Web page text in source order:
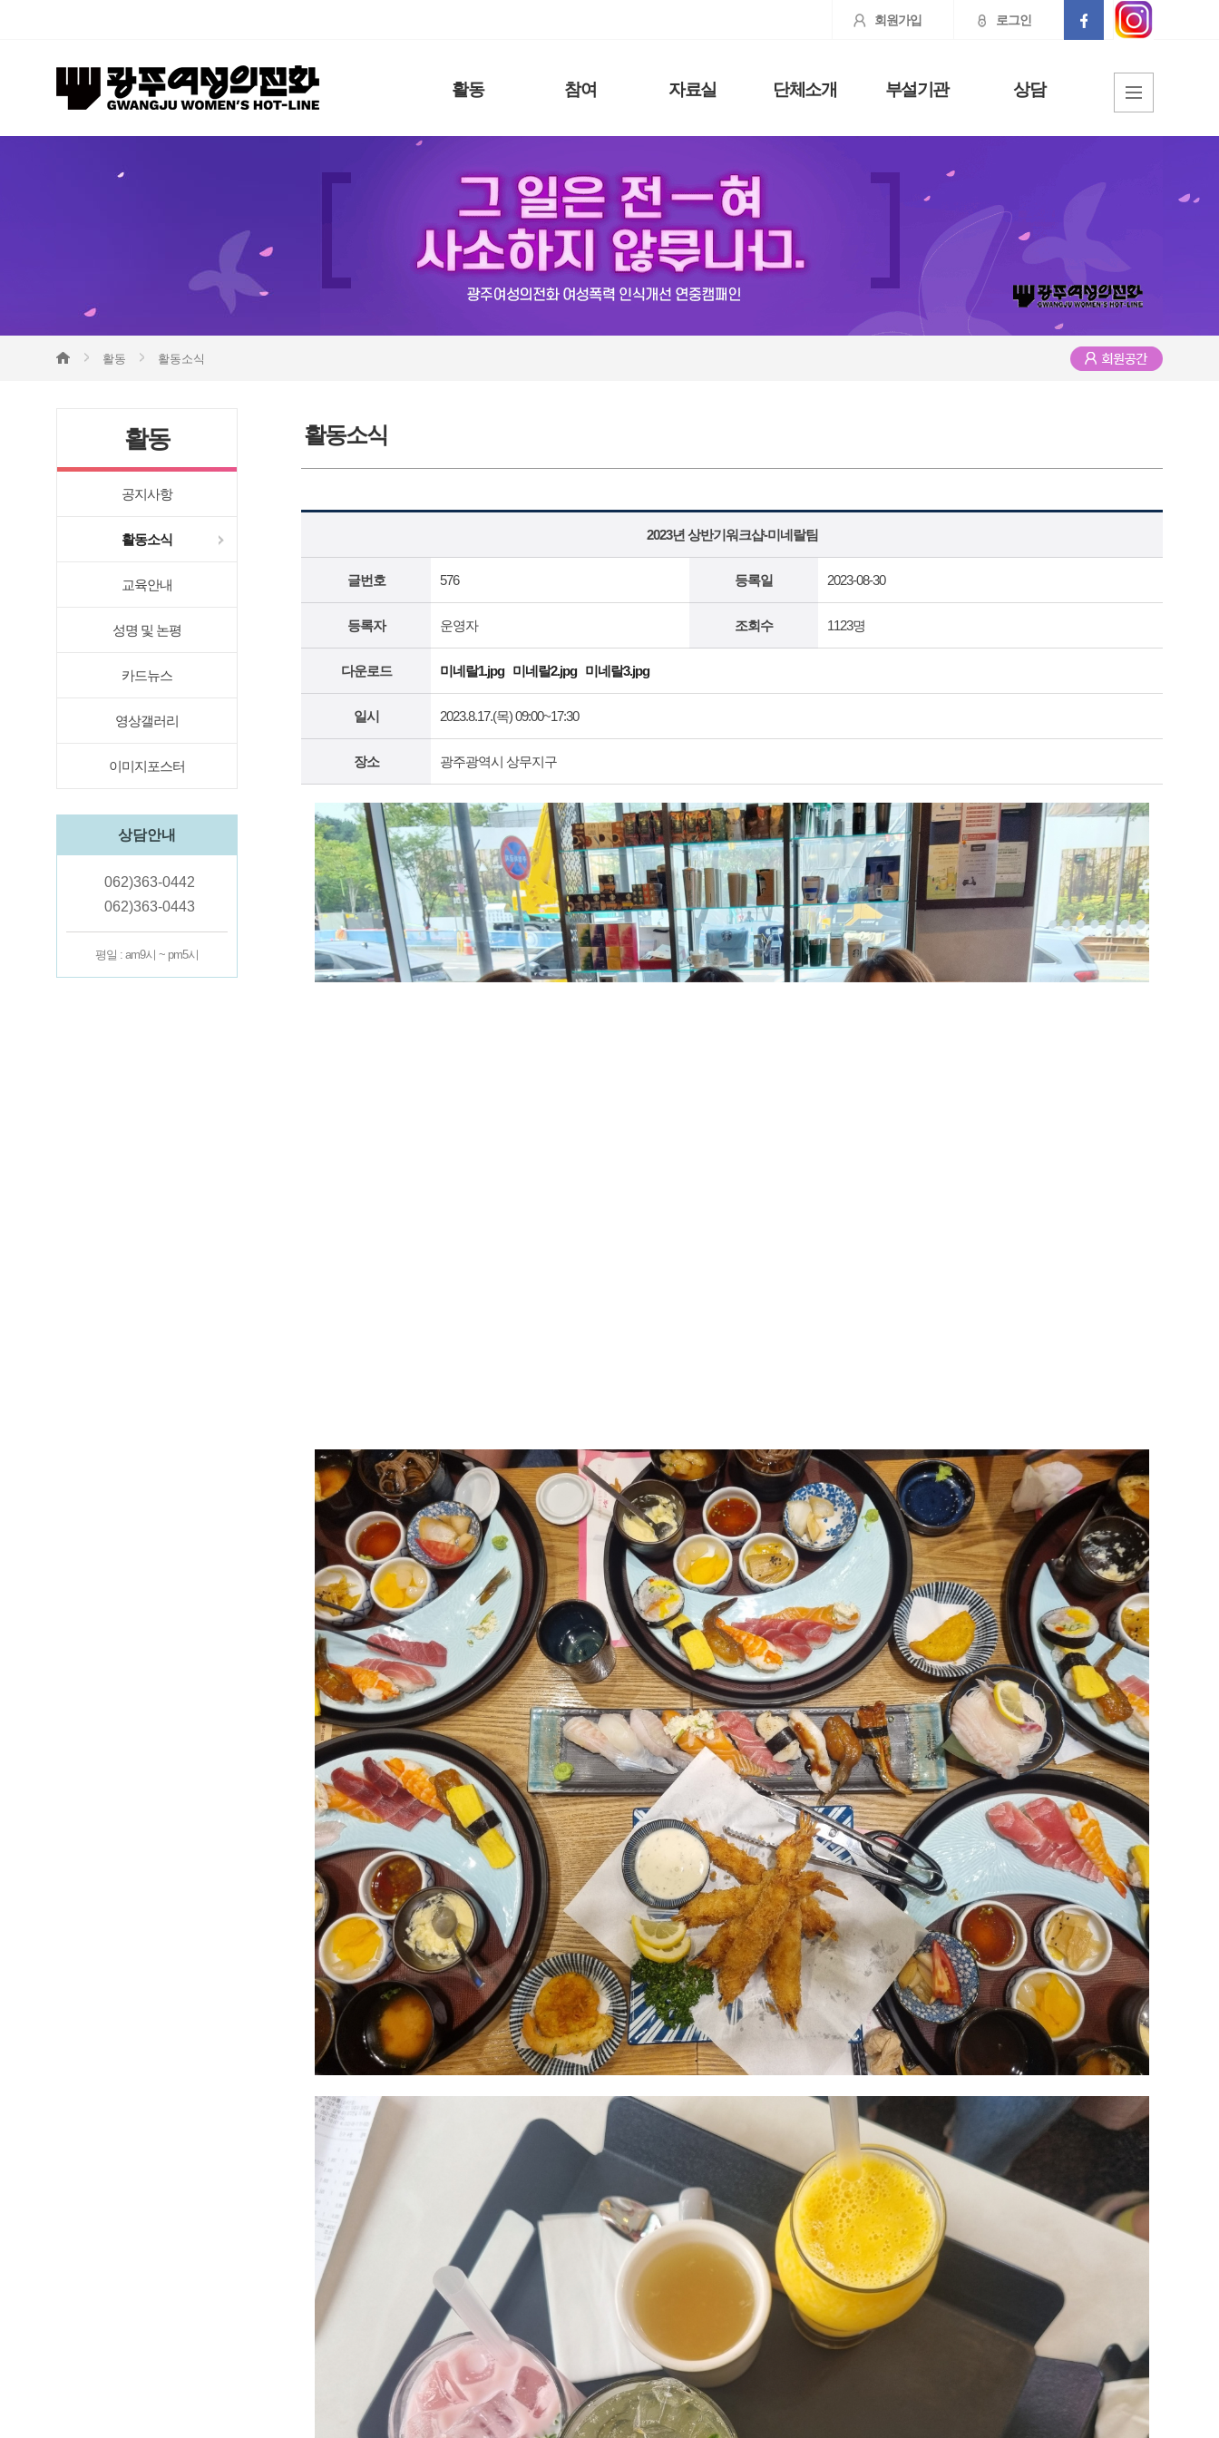
회원가입 로그인
활동 참여 자료실 단체소개 부설기관 상담
활동 활동소식
활동
공지사항
활동소식
교육안내
성명 및 논평
카드뉴스
영상갤러리
이미지포스터
상담안내
062)363-0442
062)363-0443
평일 : am9시 ~ pm5시
활동소식
2023년 상반기워크샵-미네랄팀
글번호 576 등록일 2023-08-30
등록자 운영자 조회수 1123명
다운로드 미네랄1.jpg 미네랄2.jpg 미네랄3.jpg
일시 2023.8.17.(목) 09:00~17:30
장소 광주광역시 상무지구